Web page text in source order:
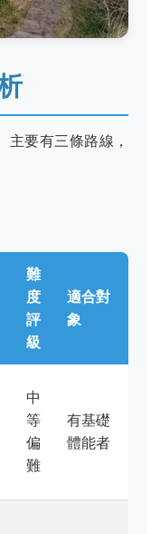
要有三條路線，
難
度
評
級
適合對
象
中
等
偏
難
有基礎
體能者